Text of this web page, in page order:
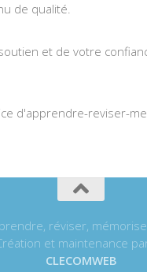
de qualité.
et de votre
d'apprendre-reviser-
réviser,
et maintenance
CLECOMWEB